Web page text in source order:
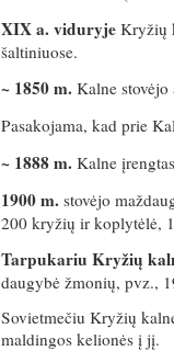
XIX a. viduryje Kryžių
šaltiniuose.
~ 1850 m. Kalne
Pasakojama, kad prie
~ 1888 m. Kalne
1900 m. stovėjo
200 kryžių ir koplytėlė,
Tarpukariu Kryžių
daugybė žmonių, pvz.,
Sovietmečiu Kryžių
maldingos kelionės į jį.